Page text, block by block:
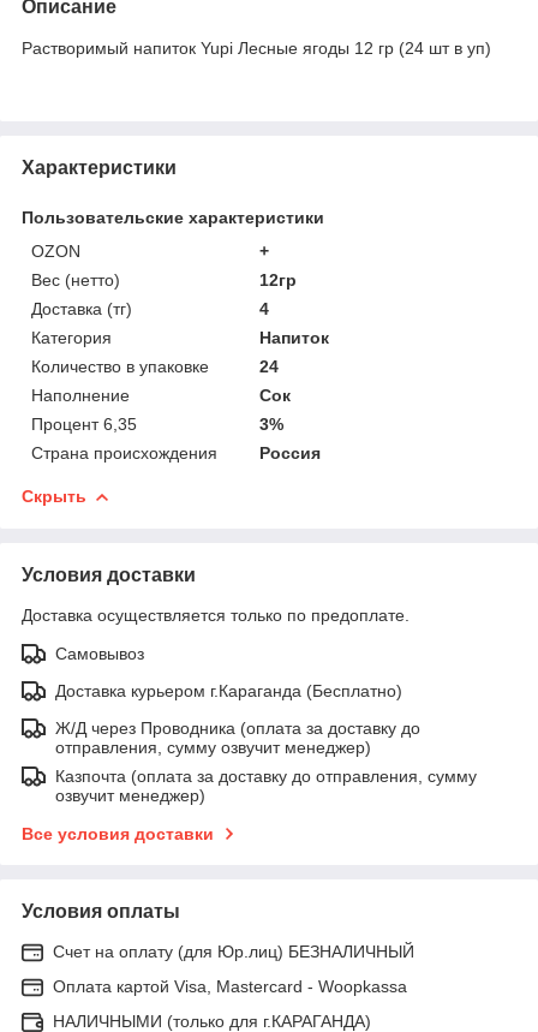
Описание
Растворимый напиток Yupi Лесные ягоды 12 гр (24 шт в уп)
Характеристики
Пользовательские характеристики
OZON
+
Вес (нетто)
12гр
Доставка (тг)
4
Категория
Напиток
Количество в упаковке
24
Наполнение
Сок
Процент 6,35
3%
Страна происхождения
Россия
Скрыть
Условия доставки
Доставка осуществляется только по предоплате.
Самовывоз
Доставка курьером г.Караганда (Бесплатно)
Ж/Д через Проводника (оплата за доставку до
отправления, сумму озвучит менеджер)
Казпочта (оплата за доставку до отправления, сумму
озвучит менеджер)
Все условия доставки
Условия оплаты
Счет на оплату (для Юр.лиц) БЕЗНАЛИЧНЫЙ
Оплата картой Visa, Mastercard - Woopkassa
НАЛИЧНЫМИ (только для г.КАРАГАНДА)